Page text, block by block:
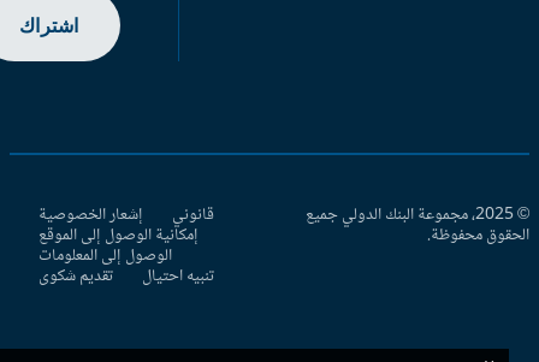
اشتراك
© 2025، مجموعة البنك الدولي جميع
محفوظة.
قانوني إشعار الخصوصية
إمكانية الوصول إلى الموقع
الوصول إلى المعلومات
تنبيه احتيال تقديم شكوى